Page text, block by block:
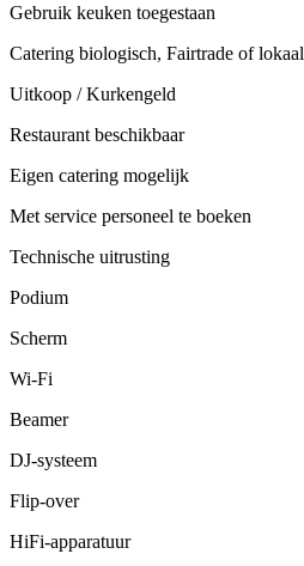
Gebruik keuken toegestaan
Catering biologisch, Fairtrade of
Uitkoop / Kurkengeld
Restaurant beschikbaar
Eigen catering mogelijk
Met service personeel te boeken
Technische uitrusting
Podium
Scherm
Wi-Fi
Beamer
DJ-systeem
Flip-over
HiFi-apparatuur